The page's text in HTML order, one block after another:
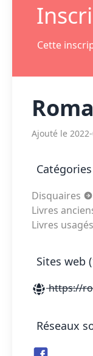
Cette
Ajouté le
Disquaires
Livres
Livres usagés
Sites web
https://
Réseaux